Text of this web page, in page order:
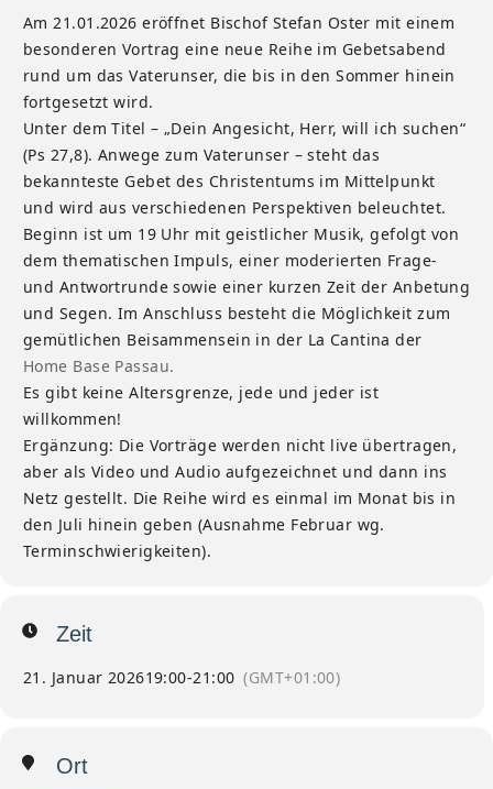
Am 21.01.2026 eröffnet Bischof Stefan Oster mit einem
besonderen Vortrag eine neue Reihe im Gebetsabend
rund um das Vaterunser, die bis in den Sommer hinein
fortgesetzt wird.
Unter dem Titel – „Dein Angesicht, Herr, will ich suchen“
(Ps 27,8). Anwege zum Vaterunser – steht das
bekannteste Gebet des Christentums im Mittelpunkt
und wird aus verschiedenen Perspektiven beleuchtet.
Beginn ist um 19 Uhr mit geistlicher Musik, gefolgt von
dem thematischen Impuls, einer moderierten Frage-
und Antwortrunde sowie einer kurzen Zeit der Anbetung
und Segen. Im Anschluss besteht die Möglichkeit zum
gemütlichen Beisammensein in der La Cantina der
Home Base Passau.
Es gibt keine Altersgrenze, jede und jeder ist
willkommen!
Ergänzung: Die Vorträge werden nicht live übertragen,
aber als Video und Audio aufgezeichnet und dann ins
Netz gestellt. Die Reihe wird es einmal im Monat bis in
den Juli hinein geben (Ausnahme Februar wg.
Terminschwierigkeiten).
Zeit
21. Januar 202619:00-21:00 (GMT+01:00)
Ort